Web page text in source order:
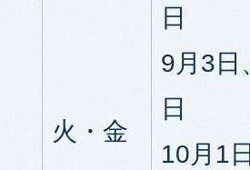
火・金
日
9月3日
日
10月1